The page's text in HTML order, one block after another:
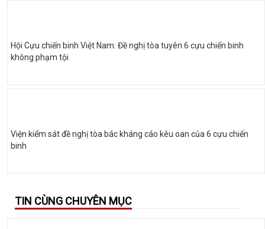
Hội Cựu chiến binh Việt Nam: Đề nghị tòa tuyên 6 cựu chiến binh
không phạm tội
Viện kiểm sát đề nghị tòa bác kháng cáo kêu oan của 6 cựu chiến
binh
TIN CÙNG CHUYÊN MỤC